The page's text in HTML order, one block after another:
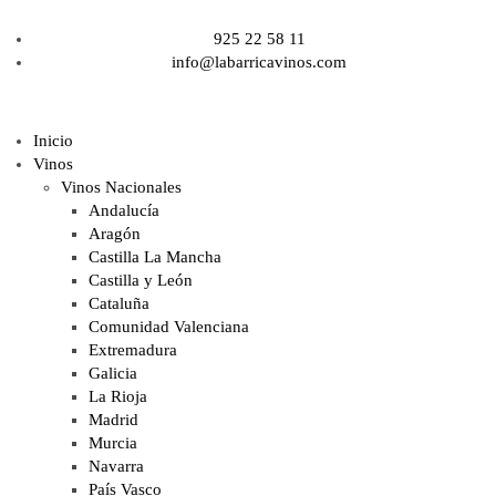
925 22 58 11
info@labarricavinos.com
Inicio
Vinos
Vinos Nacionales
Andalucía
Aragón
Castilla La Mancha
Castilla y León
Cataluña
Comunidad Valenciana
Extremadura
Galicia
La Rioja
Madrid
Murcia
Navarra
País Vasco